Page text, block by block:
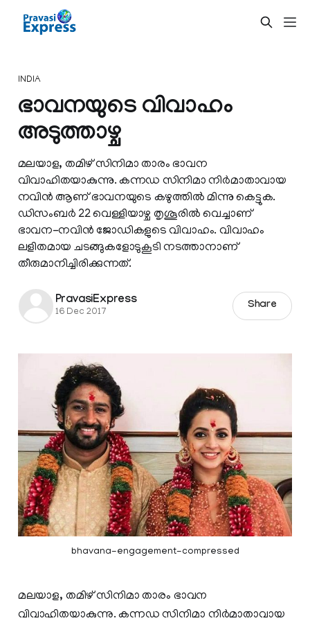
INDIA
ഭാവനയുടെ വിവാഹം
അടുത്താഴ്ച
മലയാള, തമിഴ് സിനിമാ താരം ഭാവന
വിവാഹിതയാകുന്നു. കന്നഡ സിനിമാ നിര്‍മാതാവായ
നവിന്‍ ആണ് ഭാവനയുടെ കഴുത്തില്‍ മിന്നു കെട്ടുക.
ഡിസംബര്‍ 22 വെള്ളിയാഴ്ച തൃശൂരില്‍ വെച്ചാണ്
ഭാവന-നവിന്‍ ജോഡികളുടെ വിവാഹം. വിവാഹം
ലളിതമായ ചടങ്ങുകളോടുകൂടി നടത്താനാണ്
തീരുമാനിച്ചിരിക്കുന്നത്.
PravasiExpress
16 Dec 2017
Share
bhavana-engagement-compressed
മലയാള, തമിഴ് സിനിമാ താരം ഭാവന
വിവാഹിതയാകുന്നു. കന്നഡ സിനിമാ നിര്‍മാതാവായ